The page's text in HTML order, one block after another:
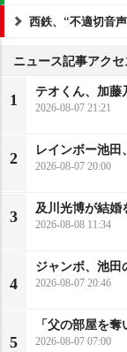
西鉄、“不適切音
ニュース記事アク
1
テオくん、加
2026-08-07 21:21
2
レインボー池
2026-08-07 20:00
3
及川光博が結婚
2026-08-08 11:34
4
ジャンボ、池田
2026-08-07 20:46
5
「父の部屋を
2026-08-07 07:00